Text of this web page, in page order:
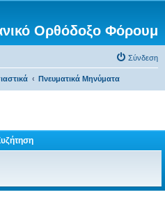
Ορθόδοξο Φόρουμ
Σύνδεση
Πνευματικά Μηνύματα